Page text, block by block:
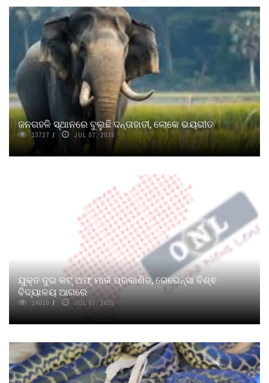
ଜନଗହଳି ସ୍ଥାନରେ ବୁଲୁଛି ଦନ୍ତାହାତୀ, ଲୋକେ ଭୟଭୀତ
13727 JUL 07, 2025
ଯୁକ୍ତ ଦୁଇ କଟ୍ ଅଫ୍ ମାର୍କ ପ୍ରକାଶିତ, ରେଭେନ୍ସା ବିଶ୍ଵ
ବିଦ୍ୟାଳୟ ଆଗରେ
14010 JUL 07, 2025